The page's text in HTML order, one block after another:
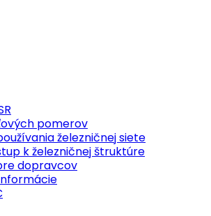
pomerov
železničnej siete
k železničnej štruktúre
dopravcov